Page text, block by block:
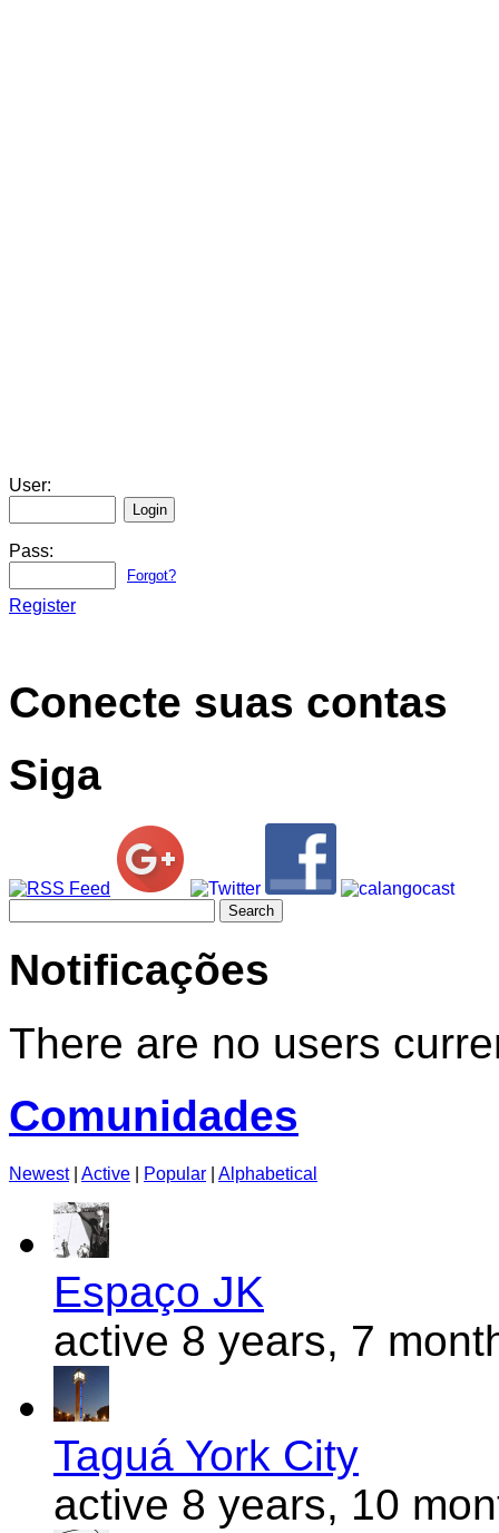
User:
Pass:
Forgot?
Register
Conecte suas contas
Siga
for:
Notificações
There are no users
Comunidades
Newest Active Popular Alphabetical
Espaço JK
active 8 years, 7
Taguá York City
active 8 years, 10